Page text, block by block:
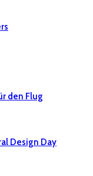
den Flug
Design Day